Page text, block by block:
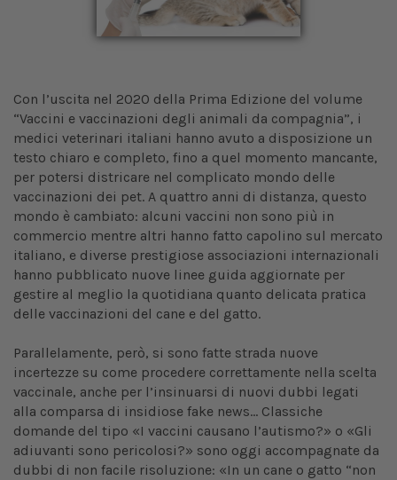
Con l’uscita nel 2020 della Prima Edizione del volume
“Vaccini e vaccinazioni degli animali da compagnia”, i
medici veterinari italiani hanno avuto a disposizione un
testo chiaro e completo, fino a quel momento mancante,
per potersi districare nel complicato mondo delle
vaccinazioni dei pet. A quattro anni di distanza, questo
mondo è cambiato: alcuni vaccini non sono più in
commercio mentre altri hanno fatto capolino sul mercato
italiano, e diverse prestigiose associazioni internazionali
hanno pubblicato nuove linee guida aggiornate per
gestire al meglio la quotidiana quanto delicata pratica
delle vaccinazioni del cane e del gatto.
Parallelamente, però, si sono fatte strada nuove
incertezze su come procedere correttamente nella scelta
vaccinale, anche per l’insinuarsi di nuovi dubbi legati
alla comparsa di insidiose fake news… Classiche
domande del tipo «I vaccini causano l’autismo?» o «Gli
adiuvanti sono pericolosi?» sono oggi accompagnate da
dubbi di non facile risoluzione: «In un cane o gatto “non